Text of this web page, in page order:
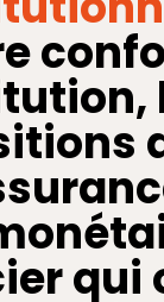
qui